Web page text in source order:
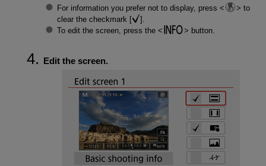
For information you prefer not to display, press
to
clear the checkmark [
].
To edit the screen, press the
button.
Edit the screen.